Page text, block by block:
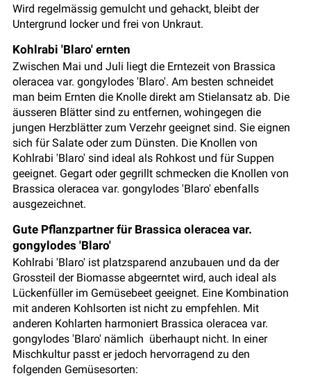
Wird regelmässig gemulcht und gehackt, bleibt der
Untergrund locker und frei von Unkraut.
Kohlrabi 'Blaro' ernten
Zwischen Mai und Juli liegt die Erntezeit von Brassica
oleracea var. gongylodes 'Blaro'. Am besten schneidet
man beim Ernten die Knolle direkt am Stielansatz ab. Die
äusseren Blätter sind zu entfernen, wohingegen die
jungen Herzblätter zum Verzehr geeignet sind. Sie eignen
sich für Salate oder zum Dünsten. Die Knollen von
Kohlrabi 'Blaro' sind ideal als Rohkost und für Suppen
geeignet. Gegart oder gegrillt schmecken die Knollen von
Brassica oleracea var. gongylodes 'Blaro' ebenfalls
ausgezeichnet.
Gute Pflanzpartner für Brassica oleracea var.
gongylodes 'Blaro'
Kohlrabi 'Blaro' ist platzsparend anzubauen und da der
Grossteil der Biomasse abgeerntet wird, auch ideal als
Lückenfüller im Gemüsebeet geeignet. Eine Kombination
mit anderen Kohlsorten ist nicht zu empfehlen. Mit
anderen Kohlarten harmoniert Brassica oleracea var.
gongylodes 'Blaro' nämlich überhaupt nicht. In einer
Mischkultur passt er jedoch hervorragend zu den
folgenden Gemüsesorten: